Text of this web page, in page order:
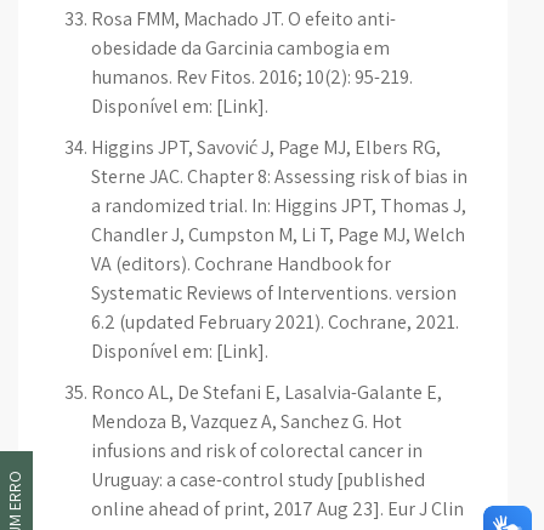
Rosa FMM, Machado JT. O efeito anti-
obesidade da Garcinia cambogia em
humanos. Rev Fitos. 2016; 10(2): 95-219.
Disponível em: [Link].
Higgins JPT, Savović J, Page MJ, Elbers RG,
Sterne JAC. Chapter 8: Assessing risk of bias in
a randomized trial. In: Higgins JPT, Thomas J,
Chandler J, Cumpston M, Li T, Page MJ, Welch
VA (editors). Cochrane Handbook for
Systematic Reviews of Interventions. version
6.2 (updated February 2021). Cochrane, 2021.
Disponível em: [Link].
Ronco AL, De Stefani E, Lasalvia-Galante E,
Mendoza B, Vazquez A, Sanchez G. Hot
infusions and risk of colorectal cancer in
Uruguay: a case-control study [published
online ahead of print, 2017 Aug 23]. Eur J Clin